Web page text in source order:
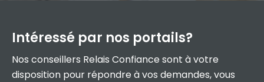
Intéressé par nos portails?
Nos conseillers Relais Confiance sont à votre
disposition pour répondre à vos demandes, vous